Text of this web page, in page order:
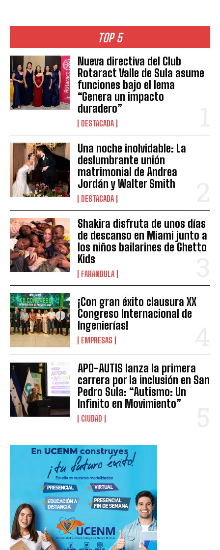
TOP 5
Nueva directiva del Club
Rotaract Valle de Sula asume
funciones bajo el lema
“Genera un impacto
duradero”
DESTACADA
Una noche inolvidable: La
deslumbrante unión
matrimonial de Andrea
Jordán y Walter Smith
DESTACADA
Shakira disfruta de unos días
de descanso en Miami junto a
los niños bailarines de Ghetto
Kids
FARANDULA
¡Con gran éxito clausura XX
Congreso Internacional de
Ingenierías!
EMPRESAS
APO-AUTIS lanza la primera
carrera por la inclusión en San
Pedro Sula: “Autismo: Un
Infinito en Movimiento”
CIUDAD